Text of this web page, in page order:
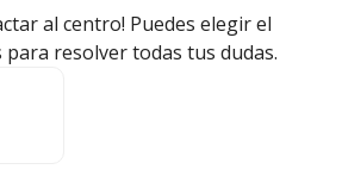
al centro! Puedes elegir el
resolver todas tus dudas.